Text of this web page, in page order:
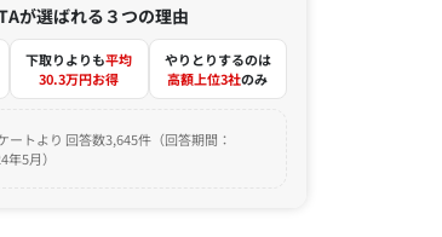
が選ばれる３つの理由
下取りよりも平均
30.3万円お得
やりとりするのは
高額上位3社のみ
トより 回答数3,645件（回答期間：
5月）